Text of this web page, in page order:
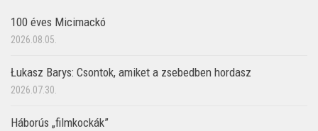
100 éves Micimackó
2026.08.05.
Łukasz Barys: Csontok, amiket a zsebedben hordasz
2026.07.30.
Háborús „filmkockák”